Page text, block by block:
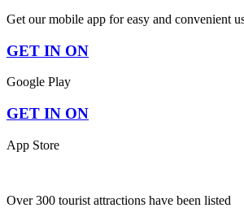
Get our mobile app for easy and convenient
GET IN ON
Google Play
GET IN ON
App Store
Over 300 tourist attractions have been listed